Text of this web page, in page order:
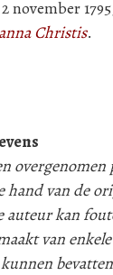
november
Christis.
overgenomen
hand van de
kan
van